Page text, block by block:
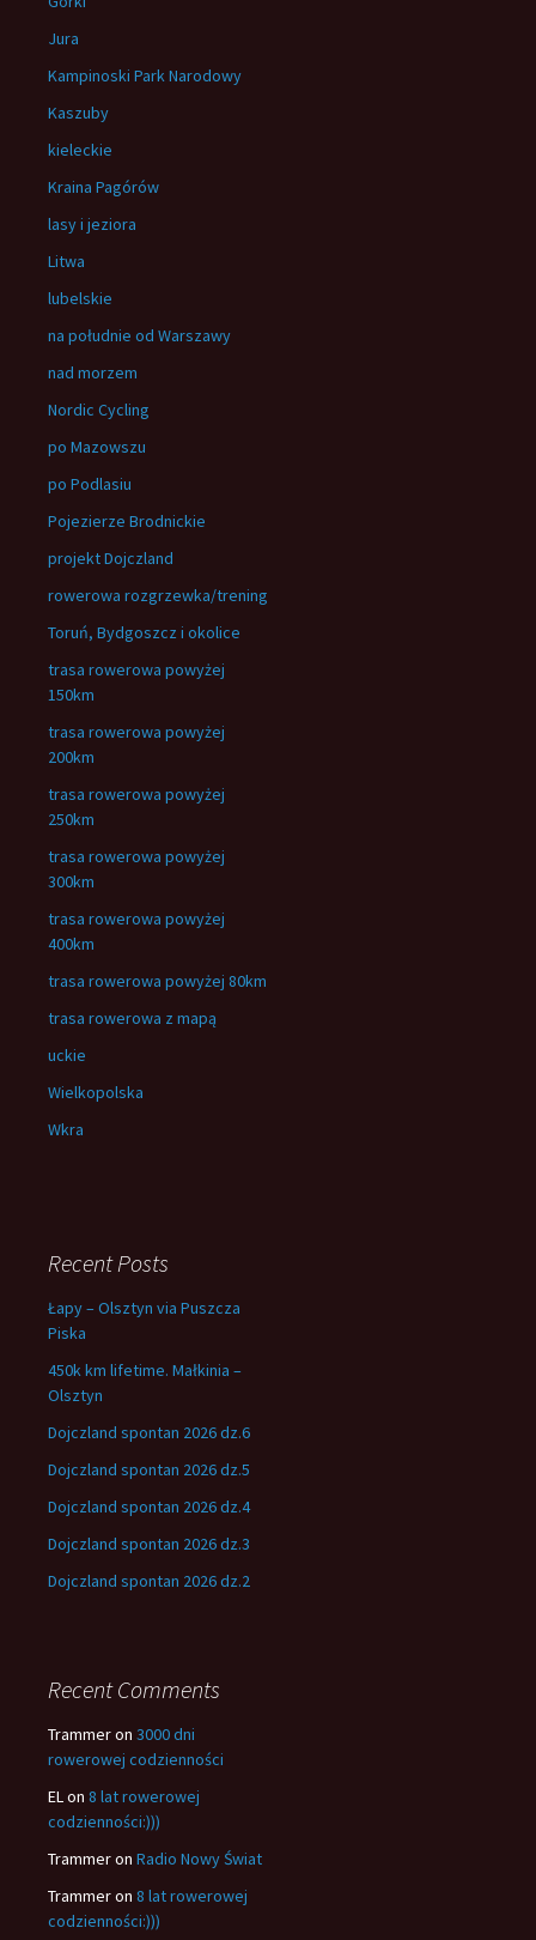
Jura
Kampinoski Park Narodowy
Kaszuby
kieleckie
Kraina Pagórów
lasy i jeziora
Litwa
lubelskie
na południe od Warszawy
nad morzem
Nordic Cycling
po Mazowszu
po Podlasiu
Pojezierze Brodnickie
projekt Dojczland
rowerowa rozgrzewka/trening
Toruń, Bydgoszcz i okolice
trasa rowerowa powyżej
150km
trasa rowerowa powyżej
200km
trasa rowerowa powyżej
250km
trasa rowerowa powyżej
300km
trasa rowerowa powyżej
400km
trasa rowerowa powyżej 80km
trasa rowerowa z mapą
uckie
Wielkopolska
Wkra
Recent Posts
Łapy – Olsztyn via Puszcza
Piska
450k km lifetime. Małkinia –
Olsztyn
Dojczland spontan 2026 dz.6
Dojczland spontan 2026 dz.5
Dojczland spontan 2026 dz.4
Dojczland spontan 2026 dz.3
Dojczland spontan 2026 dz.2
Recent Comments
Trammeron 3000 dni
rowerowej codzienności
ELon 8 lat rowerowej
codzienności:)))
Trammeron Radio Nowy Świat
Trammeron 8 lat rowerowej
codzienności:)))